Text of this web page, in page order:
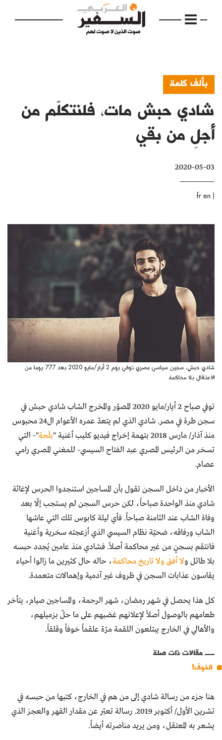
الرئيسية
مواضيع
إفتتاحية
فكرة
دفاتر
كتّابنا
الأرشيف
بألف كلمة
شادي حبش مات، فلنتكلّم من
أجلِ من بقي
2020-05-03
|
fr en
شادي حبش، سجين سياسي مصري توفي يوم 2 أيار/مايو 2020 بعد 777 يوما من
الاعتقال بلا محاكمة.
توفي صباح 2 أيار/مايو 2020 المصوّر والمخرج الشاب شادي حبش في
سجن طرة في مصر. شادي الذي لم يتعدّ عمره الأعوام ال24 محبوس
منذ آذار/ مارس 2018 بتهمة إخراج فيديو كليب أغنية "
بلَحة"- التي
تسخر من الرئيس المصري عبد الفتاح السيسي- للمغني المصري رامي
عصام.
الأخبار من داخل السجن تقول بأن المساجين استنجدوا الحرس لإغاثة
شادي منذ الواحدة صباحاً، لكن حرس السجن لم يستجب إلّا بعد
وفاة الشاب عند الثامنة صباحاً. فأي ليلة كابوس تلك التي عاشها
الشاب ورفاقه، ضحيّة نظام السيسي الذي أزعجته سخرية وأغنية
فانتقم بسجنٍ من غير محاكمة أصلاً. فشادي منذ عامين يُجدد حبسه
بلا طائل ولا أفق ولا تاريخ محاكمة، حاله حال كثيرين ما زالوا أحياء
يقاسون عذابات السجن في ظروف غير آدمية وإهمالات متعمدة.
كل هذا يحصل في شهر رمضان، شهر الرحمة، والمساجين صيام، يتأخر
طعامهم بالوصول أصلاً لإعلانهم غضبهم على ما حلّ بزميلهم،
والأهالي في الخارج يبتلعون اللقمة مرّة علقماً خوفاً وقلقاً.
مقالات ذات صلة
الخوف!
هنا جزء من رسالة شادي إلى من هم في الخارج، كتبها من حبسه في
تشرين الأول/ أكتوبر 2019. رسالة تعبّر عن مقدار القهر والعجز الذي
يشعر به المعتقل، ومن يريد مناصرته أيضاً.